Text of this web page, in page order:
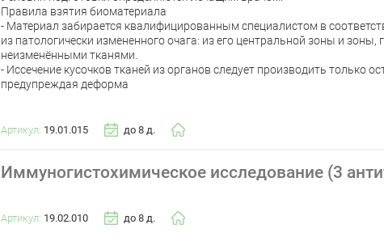
Правила взятия биоматериала
- Материал забирается квалифицированным специалистом в
из патологически измененного очага: из его центральной зоны и зоны,
неизменёнными тканями.
- Иссечение кусочков тканей из органов следует производить только
предупреждая деформа
Артикул: 19.01.015 до 8 д.
Иммуногистохимическое исследование (3
Артикул: 19.02.010 до 8 д.